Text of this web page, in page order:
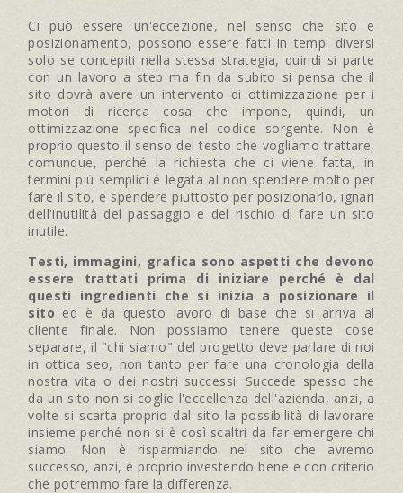
Ci può essere un'eccezione, nel senso che sito e
posizionamento, possono essere fatti in tempi diversi
solo se concepiti nella stessa strategia, quindi si parte
con un lavoro a step ma fin da subito si pensa che il
sito dovrà avere un intervento di ottimizzazione per i
motori di ricerca cosa che impone, quindi, un
ottimizzazione specifica nel codice sorgente. Non è
proprio questo il senso del testo che vogliamo trattare,
comunque, perché la richiesta che ci viene fatta, in
termini più semplici è legata al non spendere molto per
fare il sito, e spendere piuttosto per posizionarlo, ignari
dell'inutilità del passaggio e del rischio di fare un sito
inutile.
Testi, immagini, grafica sono aspetti che devono
essere trattati prima di iniziare perché è dal
questi ingredienti che si inizia a posizionare il
sito ed è da questo lavoro di base che si arriva al
cliente finale. Non possiamo tenere queste cose
separare, il "chi siamo" del progetto deve parlare di noi
in ottica seo, non tanto per fare una cronologia della
nostra vita o dei nostri successi. Succede spesso che
da un sito non si coglie l'eccellenza dell'azienda, anzi, a
volte si scarta proprio dal sito la possibilità di lavorare
insieme perché non si è così scaltri da far emergere chi
siamo. Non è risparmiando nel sito che avremo
successo, anzi, è proprio investendo bene e con criterio
che potremmo fare la differenza.